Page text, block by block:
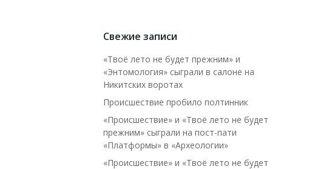
Свежие записи
«Твоё лето не будет прежним» и
«Энтомология» сыграли в салоне на
Никитских воротах
Происшествие пробило полтинник
«Происшествие» и «Твоё лето не будет
прежним» сыграли на пост-пати
«Платформы» в «Археологии»
«Происшествие» и «Твоё лето не будет